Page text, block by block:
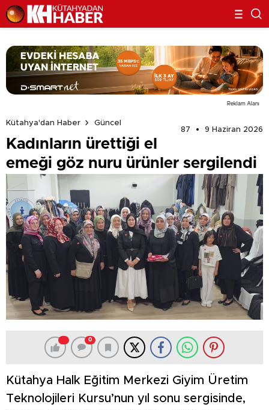
Reklam Alanı
Kütahya'dan Haber
Güncel
87
9 Haziran 2026
Kadınların ürettiği el
emeği göz nuru ürünler sergilendi
0
Kütahya Halk Eğitim Merkezi Giyim Üretim
Teknolojileri Kursu’nun yıl sonu sergisinde,